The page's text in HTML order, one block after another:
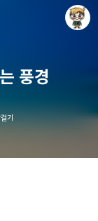
풍경
기
Story